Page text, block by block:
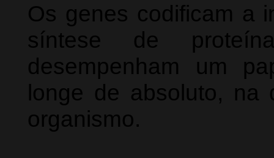
Os genes codificam a
síntese de
desempenham um
longe de absoluto, na
organismo.